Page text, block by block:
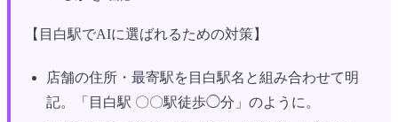
【目白駅でAIに選ばれるための対策】
店舗の住所・最寄駅を目白駅名と組み合わせて明
記。「目白駅 〇〇駅徒歩◯分」のように。